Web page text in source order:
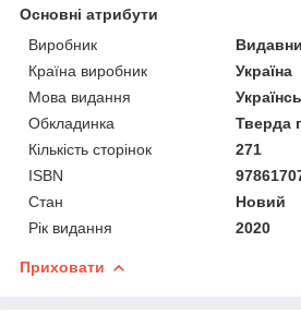
Основні атрибути
Виробник
Країна виробник
Україна
Мова видання
Обкладинка
Тверда
Кількість сторінок
271
ISBN
Стан
Новий
Рік видання
2020
Приховати